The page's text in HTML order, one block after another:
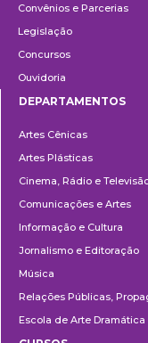
Convênios e Parcerias
Legislação
Concursos
Ouvidoria
DEPARTAMENTOS
Artes Cênicas
Artes Plásticas
Cinema, Rádio e
Comunicações e Artes
Informação e Cultura
Jornalismo e Editoração
Música
Relações Públicas,
Escola de Arte Dramática